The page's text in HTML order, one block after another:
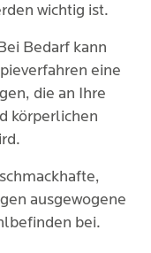
wichtig ist.
Bedarf kann
eine
die an Ihre
körperlichen
ausgewogene
bei.